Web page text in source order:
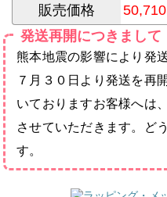
販売価格
発送再開につきまして
熊本地震の影響により発
７月３０日より発送を再
いておりますお客様へは
させていただきます。ど
す。